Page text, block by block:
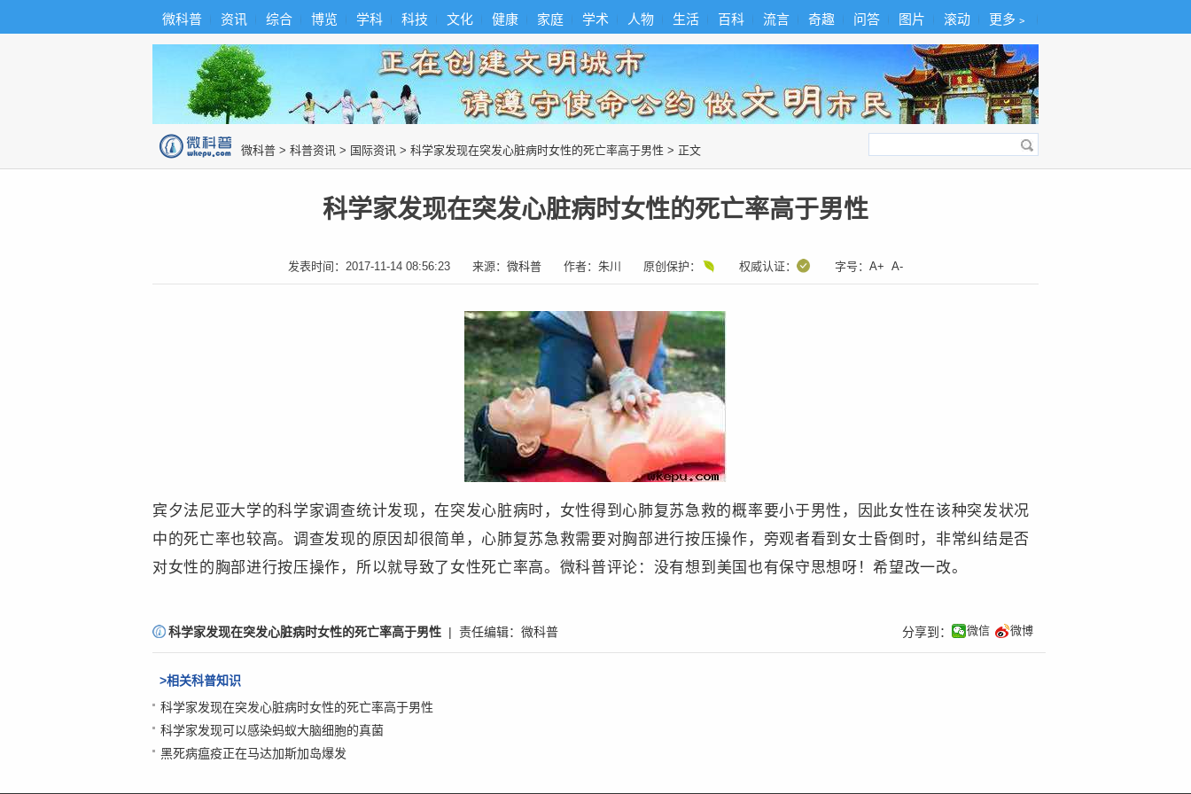
微科普 资讯 综合 博览 学科 科技 文化 健康 家庭 学术 人物 生活 百科 流言 奇趣 问答 图片 滚动 更多﹥
微科普 > 科普资讯 > 国际资讯 > 科学家发现在突发心脏病时女性的死亡率高于男性 > 正文
科学家发现在突发心脏病时女性的死亡率高于男性
发表时间： 2017-11-14 08:56:23 来源： 微科普 作者： 朱川 原创保护： 权威认证： 字号： A+ A-
宾夕法尼亚大学的科学家调查统计发现，在突发心脏病时，女性得到心肺复苏急救的概率要小于男性，因此女性在该种突发状况
中的死亡率也较高。调查发现的原因却很简单，心肺复苏急救需要对胸部进行按压操作，旁观者看到女士昏倒时，非常纠结是否
对女性的胸部进行按压操作，所以就导致了女性死亡率高。微科普评论：没有想到美国也有保守思想呀！希望改一改。
：
微
科
普
科学家发现在突发心脏病时女性的死亡率高于男性 | 责任编辑： 微科普 微信 微博
分享到：
>相关科普知识
科学家发现在突发心脏病时女性的死亡率高于男性
科学家发现可以感染蚂蚁大脑细胞的真菌
黑死病瘟疫正在马达加斯加岛爆发